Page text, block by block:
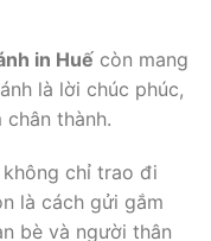
in Huế còn mang
là lời chúc phúc,
thành.
không chỉ trao đi
là cách gửi gắm
bè và người thân